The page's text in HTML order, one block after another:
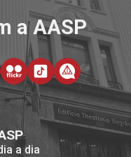
a AASP
a dia